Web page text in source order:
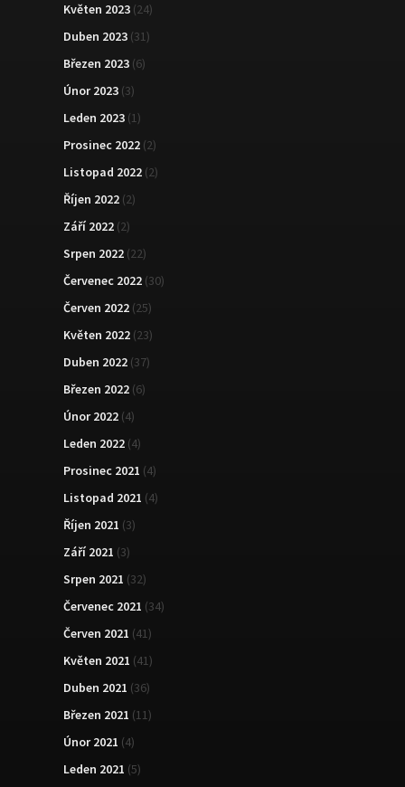
Květen 2023 (24)
Duben 2023 (31)
Březen 2023 (6)
Únor 2023 (3)
Leden 2023 (1)
Prosinec 2022 (2)
Listopad 2022 (2)
Říjen 2022 (2)
Září 2022 (2)
Srpen 2022 (22)
Červenec 2022 (30)
Červen 2022 (25)
Květen 2022 (23)
Duben 2022 (37)
Březen 2022 (6)
Únor 2022 (4)
Leden 2022 (4)
Prosinec 2021 (4)
Listopad 2021 (4)
Říjen 2021 (3)
Září 2021 (3)
Srpen 2021 (32)
Červenec 2021 (34)
Červen 2021 (41)
Květen 2021 (41)
Duben 2021 (36)
Březen 2021 (11)
Únor 2021 (4)
Leden 2021 (5)